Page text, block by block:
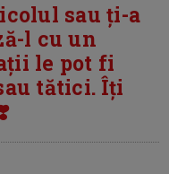
sau ți-a
l cu un
le pot fi
tătici. Îți